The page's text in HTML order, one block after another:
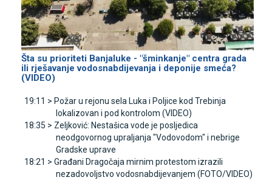
Šta su prioriteti Banjaluke - "šminkanje" centra grada
ili rješavanje vodosnabdijevanja i deponije smeća?
(VIDEO)
19:11 > Požar u rejonu sela Luka i Poljice kod Trebinja
lokalizovan i pod kontrolom (VIDEO)
18:35 > Zeljković: Nestašica vode je posljedica
neodgovornog upraljanja "Vodovodom" i nebrige
Gradske uprave
18:21 > Građani Dragočaja mirnim protestom izrazili
nezadovoljstvo vodosnabdijevanjem (FOTO/VIDEO)